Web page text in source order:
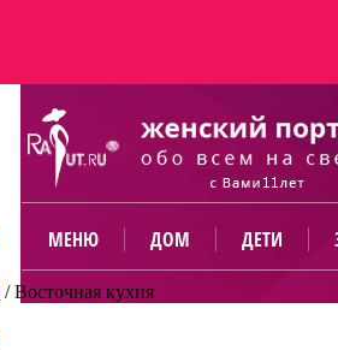
МЕНЮ ДОМ ДЕТИ
/Восточная кухня